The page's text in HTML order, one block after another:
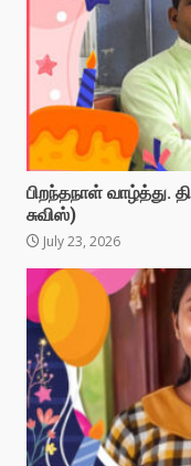
பிறந்தநாள் வாழ்த்து.
சுவிஸ்)
July 23, 2026